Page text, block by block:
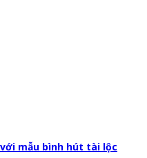
mẫu bình hút tài lộc